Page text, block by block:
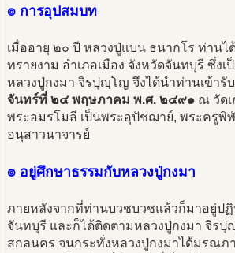
๏ การอุปสมบท
เมื่ออายุ ๒๐ ปี หลวงปู่แบน ธนากโร ท่าน
ทรายงาม อำเภอเมือง จังหวัดจันทบุรี ซึ่
หลวงปู่กงมา จิรปุญฺโญ จึงได้นำท่านเข้า
จันทร์ที่ ๒๔ พฤษภาคม พ.ศ. ๒๔๙๑ ณ วัดเ
พระอมรโมลี เป็นพระอุปัชฌาย์, พระครูพิ
อนุสาวนาจารย์
๏ อยู่ศึกษาธรรมกับหลวงปู่กงมา
ภายหลังจากที่ท่านบวชบวชแล้วก็มาอยู่ป
จันทบุรี และก็ได้ติดตามหลวงปู่กงมา จิร
สกลนคร จนกระทั่งหลวงปู่กงมาได้มรณภ